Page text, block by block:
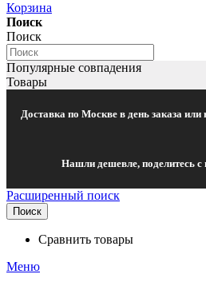
Корзина
Поиск
Поиск
Популярные совпадения
Товары
Доставка по Москве в день заказа
Нашли дешевле, поделитесь с
Расширенный поиск
Поиск
Сравнить товары
Меню